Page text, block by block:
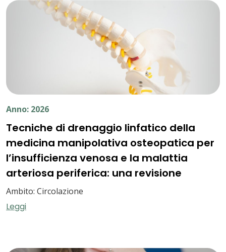
Anno: 2026
Tecniche di drenaggio linfatico della
medicina manipolativa osteopatica per
l’insufficienza venosa e la malattia
arteriosa periferica: una revisione
Ambito: Circolazione
Leggi